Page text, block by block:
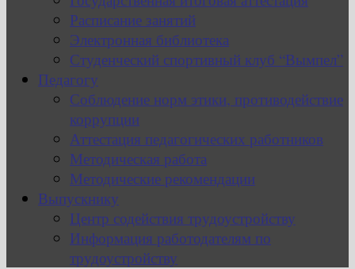
Расписание занятий
Электронная библиотека
Студенческий спортивный клуб “Вымпел”
Педагогу
Соблюдение норм этики, противодействие
коррупции
Аттестация педагогических работников
Методическая работа
Методические рекомендации
Выпускнику
Центр содействия трудоустройству
Информация работодателям по
трудоустройству